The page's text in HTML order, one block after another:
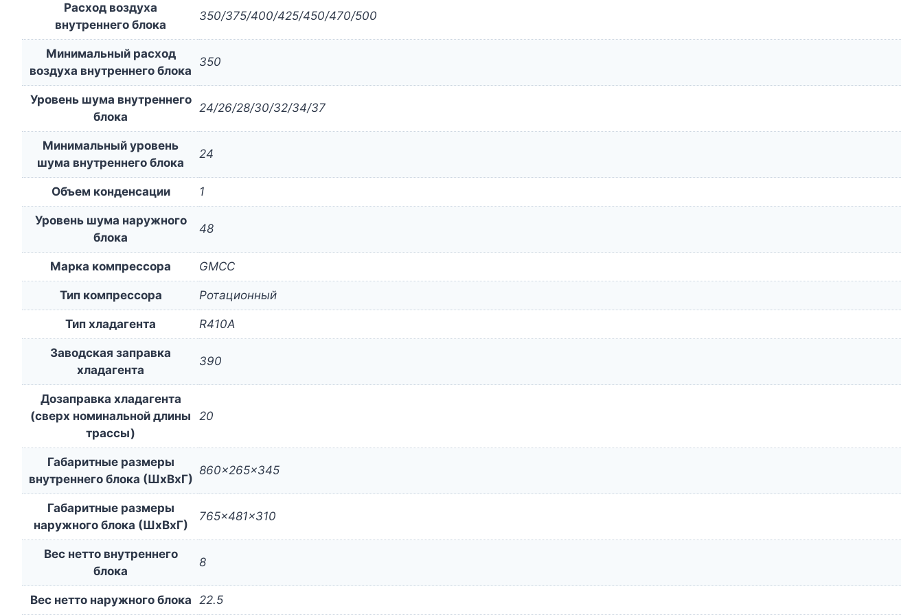
Расход воздуха
внутреннего блока
350/375/400/425/450/470/500
Минимальный расход
воздуха внутреннего блока
350
Уровень шума внутреннего
блока
24/26/28/30/32/34/37
Минимальный уровень
шума внутреннего блока
24
Объем конденсации 1
Уровень шума наружного
блока
48
Марка компрессора GMCC
Тип компрессора Ротационный
Тип хладагента R410A
Заводская заправка
хладагента
390
Дозаправка хладагента
(сверх номинальной длины
трассы)
20
Габаритные размеры
внутреннего блока (ШxВxГ)
860x265x345
Габаритные размеры
наружного блока (ШxВxГ)
765x481x310
Вес нетто внутреннего
блока
8
Вес нетто наружного блока 22.5